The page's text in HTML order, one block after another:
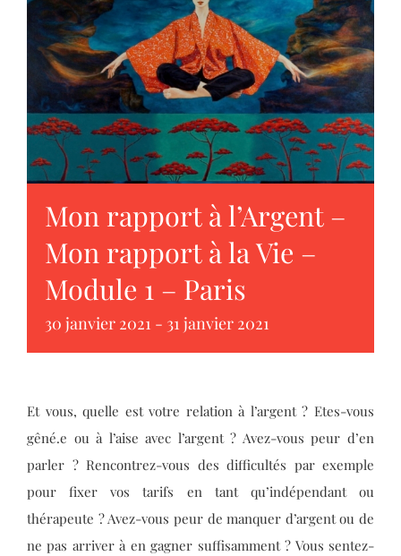
Mon rapport à l’Argent –
Mon rapport à la Vie –
Module 1 – Paris
30 janvier 2021 - 31 janvier 2021
Et vous, quelle est votre relation à l’argent ? Etes-vous
gêné.e ou à l’aise avec l’argent ? Avez-vous peur d’en
parler ? Rencontrez-vous des difficultés par exemple
pour fixer vos tarifs en tant qu’indépendant ou
thérapeute ? Avez-vous peur de manquer d’argent ou de
ne pas arriver à en gagner suffisamment ? Vous sentez-